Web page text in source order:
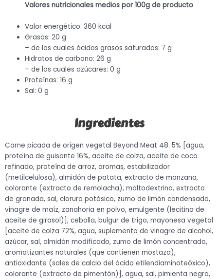
Valores nutricionales medios por 100g de producto
Valor energético: 360 kcal
Grasas: 20 g
– de los cuales ácidos grasos saturados: 7 g
Hidratos de carbono: 26 g
– de los cuales azúcares: 0 g
Proteínas: 16 g
Sal: 0 g
Ingredientes
Carne picada de origen vegetal Beyond Meat 48. 5% [agua,
proteína de guisante 16%, aceite de colza, aceite de coco
refinado, proteína de arroz, aromas, estabilizador
(metilcelulosa), almidón de patata, extracto de manzana,
colorante (extracto de remolacha), maltodextrina, extracto
de granada, sal, cloruro potásico, zumo de limón condensado,
vinagre de maíz, zanahoria en polvo, emulgente (lecitina de
aceite de girasol)], cebolla, bulgur de trigo, mayonesa vegetal
[aceite de colza 72%, agua, suplemento de vinagre de alcohol,
azúcar, sal, almidón modificado, zumo de limón concentrado,
aromatizantes naturales (que contienen mostaza),
antioxidante (sales de calcio del ácido etilendiaminoteóxico),
colorante (extracto de pimentón)], agua, sal, pimienta negra,